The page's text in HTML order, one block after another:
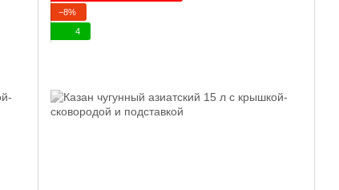
−8%
4